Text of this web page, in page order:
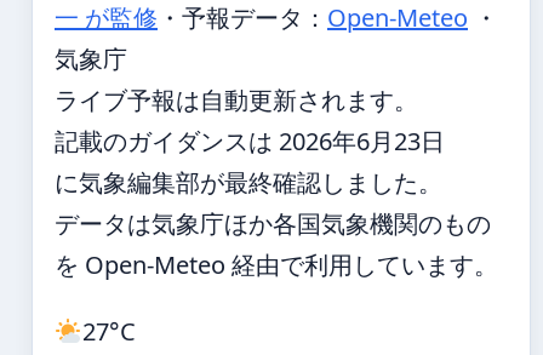
一 が監修 ・ 予報データ： Open-Meteo ・
気象庁
ライブ予報は自動更新されます。
記載のガイダンスは 2026年6月23日
に気象編集部が最終確認しました。
データは気象庁ほか各国気象機関のもの
を Open-Meteo 経由で利用しています。
27°C